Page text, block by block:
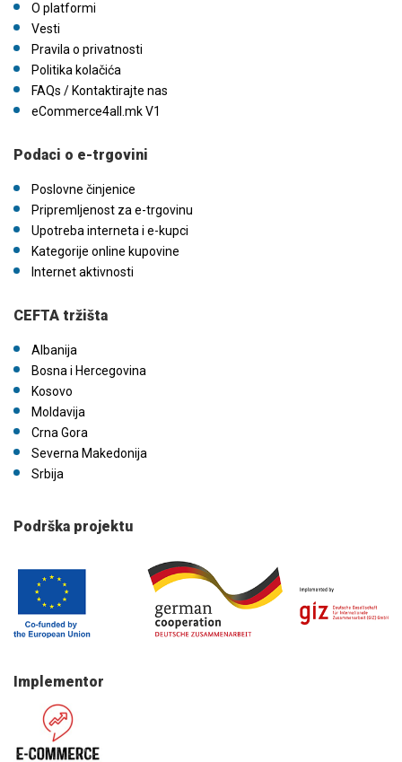
O platformi
Vesti
Pravila o privatnosti
Politika kolačića
FAQs / Kontaktirajte nas
eCommerce4all.mk V1
Podaci o e-trgovini
Poslovne činjenice
Pripremljenost za e-trgovinu
Upotreba interneta i e-kupci
Kategorije online kupovine
Internet aktivnosti
CEFTA tržišta
Albanija
Bosna i Hercegovina
Kosovo
Moldavija
Crna Gora
Severna Makedonija
Srbija
Podrška projektu
Implementor